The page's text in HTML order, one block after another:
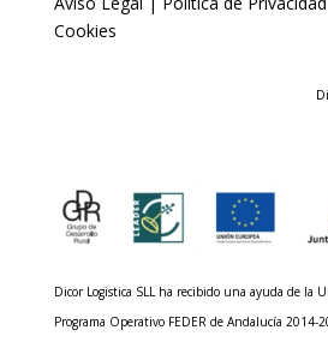
Cookies
Dicor Logistica SLL ha recibido una ayuda de la
Programa Operativo FEDER de Andalucía 2014-